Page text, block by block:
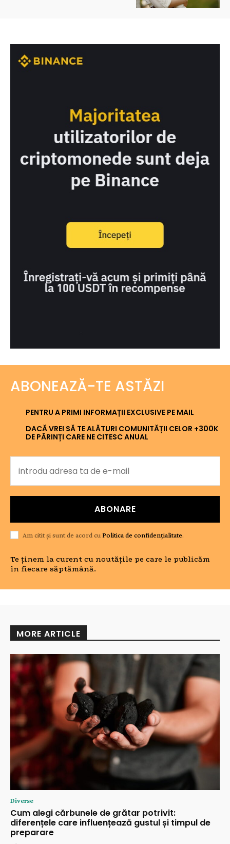
ABONEAZĂ-TE ASTĂZI
PENTRU A PRIMI INFORMAȚII EXCLUSIVE PE MAIL
DACĂ VREI SĂ TE ALĂTURI COMUNITĂȚII CELOR +300K
DE PĂRINȚI CARE NE CITESC ANUAL
ABONARE
Am citit și sunt de acord cu Politica de confidențialitate.
Te ținem la curent cu noutățile pe care le publicăm
în fiecare săptămână.
MORE ARTICLE
Diverse
Cum alegi cărbunele de grătar potrivit:
diferențele care influențează gustul și timpul de
preparare